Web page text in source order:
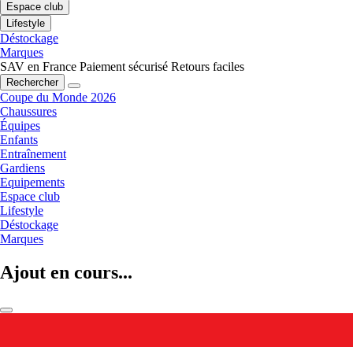
Espace club
Lifestyle
Déstockage
Marques
SAV en France Paiement sécurisé Retours faciles
Rechercher
Coupe du Monde 2026
Chaussures
Équipes
Enfants
Entraînement
Gardiens
Equipements
Espace club
Lifestyle
Déstockage
Marques
Ajout en cours...